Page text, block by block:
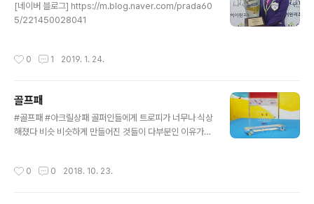
[네이버 블로그] https://m.blog.naver.com/prada60
5/221450028041
0 1 2019. 1. 24.
골프패
#골프패 #아크릴상패 골퍼인들에게 트로피가 너무나 식상
해졌다 비슷 비슷하게 만들어진 것들이 다부분인 이유가
비싸서 엄두도 못내고 있다 이런 ㆍ분들의 고민을 덜어주
0 0 2018. 10. 23.